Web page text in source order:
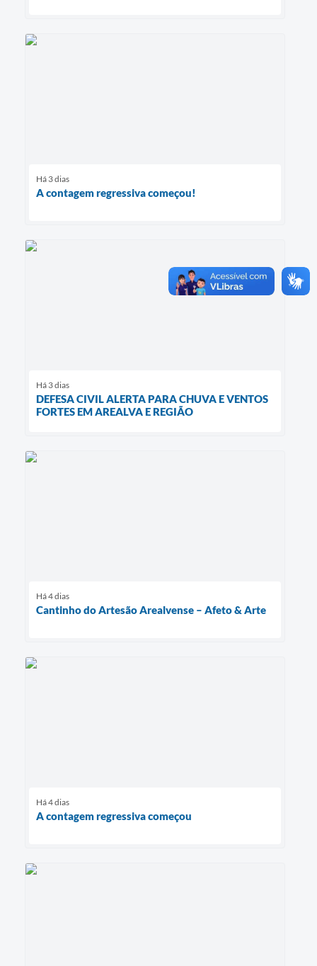
Há 3 dias
A contagem regressiva começou!
Há 3 dias
DEFESA CIVIL ALERTA PARA CHUVA E VENTOS
FORTES EM AREALVA E REGIÃO
Há 4 dias
Cantinho do Artesão Arealvense – Afeto & Arte
Há 4 dias
A contagem regressiva começou